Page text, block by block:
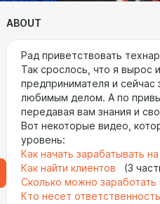
ABOUT
Рад приветствовать
Так срослось, что я вырос
предпринимателя и
любимым делом. А по
передавая вам знания и
Вот некоторые видео,
уровень:
Как начать зарабатывать
Как найти клиентов
(3
Сколько можно
Кто несет